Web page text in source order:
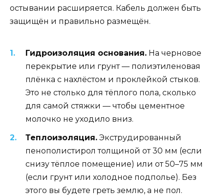
остывании расширяется. Кабель должен быть
защищён и правильно размещён.
Гидроизоляция основания. На черновое
перекрытие или грунт — полиэтиленовая
плёнка с нахлёстом и проклейкой стыков.
Это не столько для тёплого пола, сколько
для самой стяжки — чтобы цементное
молочко не уходило вниз.
Теплоизоляция. Экструдированный
пенополистирол толщиной от 30 мм (если
снизу тёплое помещение) или от 50–75 мм
(если грунт или холодное подполье). Без
этого вы будете греть землю, а не пол.